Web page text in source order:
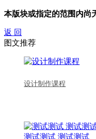
本版块或指定的范围内尚
返 回
图文推荐
设计制作课程